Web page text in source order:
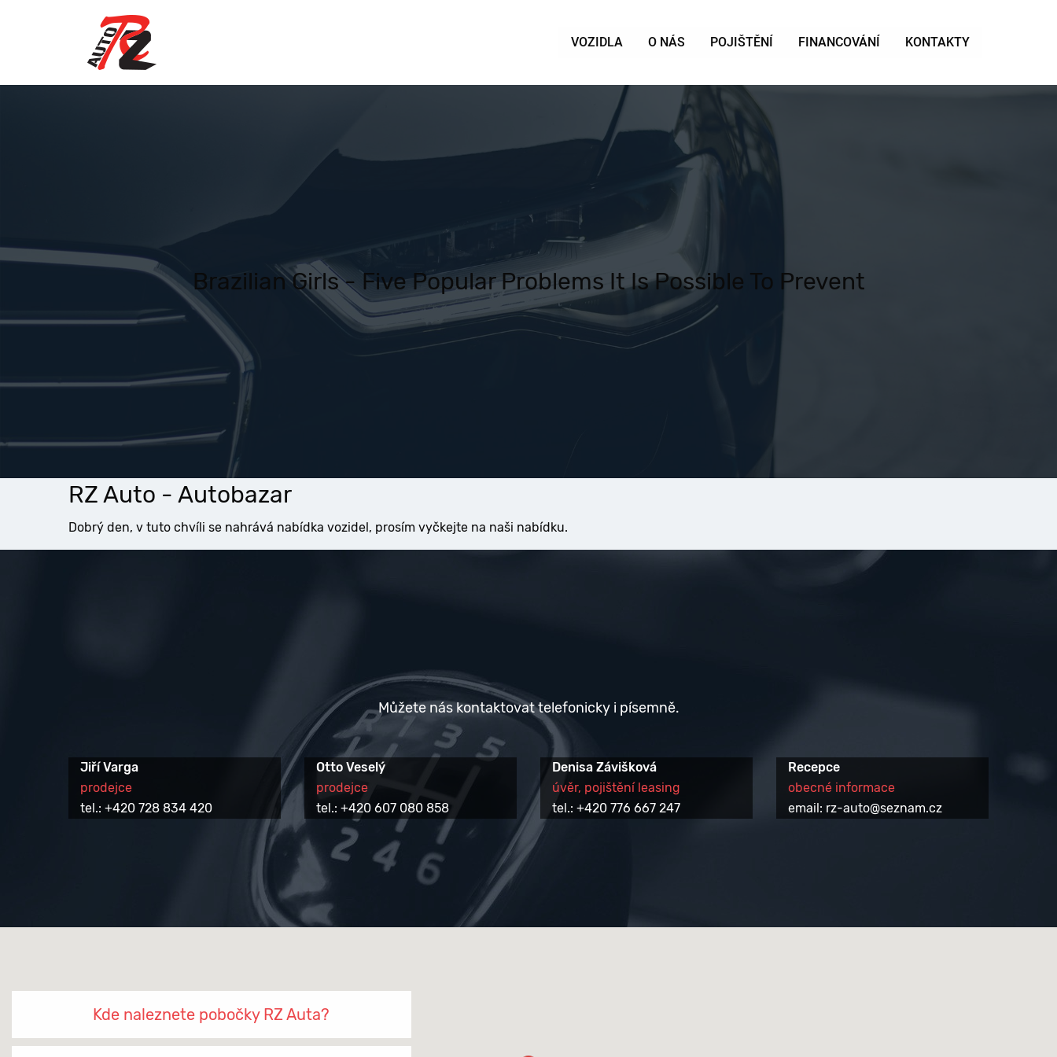
VOZIDLA O NÁS POJIŠTĚNÍ FINANCOVÁNÍ KONTAKTY
Brazilian Girls - Five Popular Problems It Is Possible To Prevent
RZ Auto - Autobazar
Dobrý den, v tuto chvíli se nahrává nabídka vozidel, prosím vyčkejte na naši nabídku.
Můžete nás kontaktovat telefonicky i písemně.
Jiří Varga
prodejce
tel.: +420 728 834 420
Otto Veselý
prodejce
tel.: +420 607 080 858
Denisa Závišková
úvěr, pojištění leasing
tel.: +420 776 667 247
Recepce
obecné informace
email: rz-auto@seznam.cz
Kde naleznete pobočky RZ Auta?